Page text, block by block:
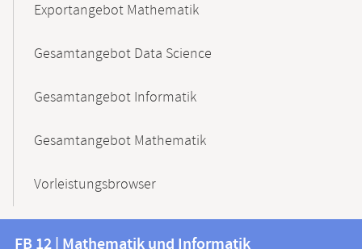
Exportangebot Mathematik
Gesamtangebot Data Science
Gesamtangebot Informatik
Gesamtangebot Mathematik
Vorleistungsbrowser
Kontakt
FB 12 | Mathematik und Informatik